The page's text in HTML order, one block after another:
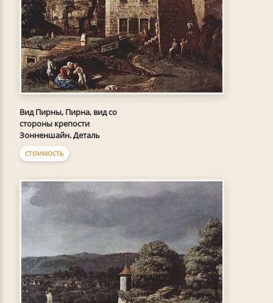
Вид Пирны, Пирна, вид со
стороны крепости
Зонненшайн. Деталь
СТОИМОСТЬ